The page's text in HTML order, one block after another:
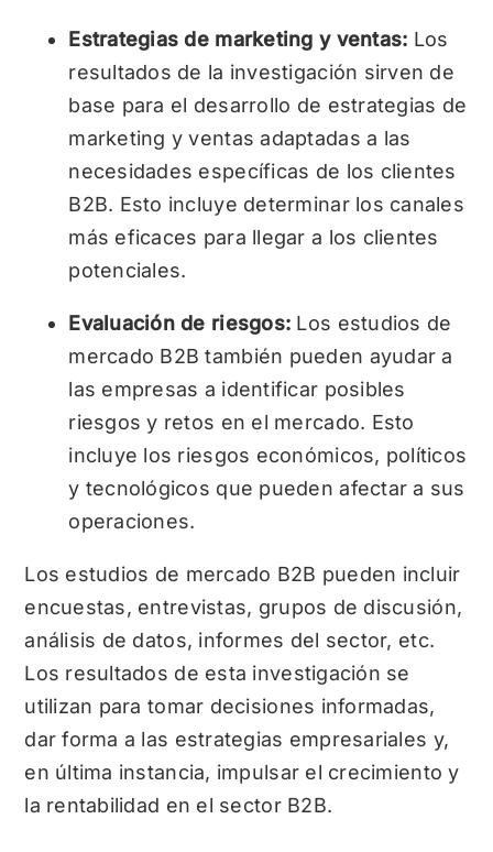
Estrategias de marketing y ventas: Los
resultados de la investigación sirven de
base para el desarrollo de estrategias de
marketing y ventas adaptadas a las
necesidades específicas de los clientes
B2B. Esto incluye determinar los canales
más eficaces para llegar a los clientes
potenciales.
Evaluación de riesgos: Los estudios de
mercado B2B también pueden ayudar a
las empresas a identificar posibles
riesgos y retos en el mercado. Esto
incluye los riesgos económicos, políticos
y tecnológicos que pueden afectar a sus
operaciones.
Los estudios de mercado B2B pueden incluir
encuestas, entrevistas, grupos de discusión,
análisis de datos, informes del sector, etc.
Los resultados de esta investigación se
utilizan para tomar decisiones informadas,
dar forma a las estrategias empresariales y,
en última instancia, impulsar el crecimiento y
la rentabilidad en el sector B2B.